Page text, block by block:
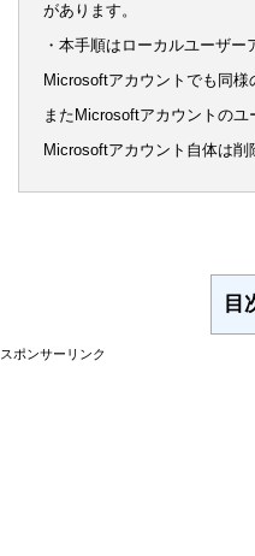
があります。
・本手順はローカルユーザー
Microsoftアカウントでも同様
またMicrosoftアカウントの
Microsoftアカウント自体は削
目
スポンサーリンク